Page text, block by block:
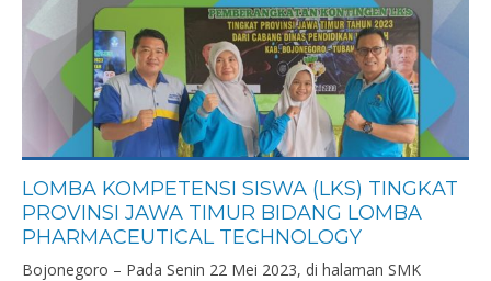
LOMBA KOMPETENSI SISWA (LKS) TINGKAT
PROVINSI JAWA TIMUR BIDANG LOMBA
PHARMACEUTICAL TECHNOLOGY
Bojonegoro – Pada Senin 22 Mei 2023, di halaman SMK